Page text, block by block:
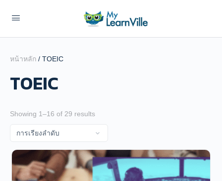
หน้าหลัก / TOEIC
TOEIC
Showing 1–16 of 29 results